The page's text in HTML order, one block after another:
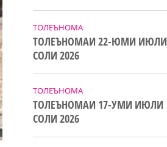
ТОЛЕЪНОМА
ТОЛЕЪНОМАИ 22-ЮМИ ИЮЛИ
СОЛИ 2026
ТОЛЕЪНОМА
ТОЛЕЪНОМАИ 17-УМИ ИЮЛИ
СОЛИ 2026